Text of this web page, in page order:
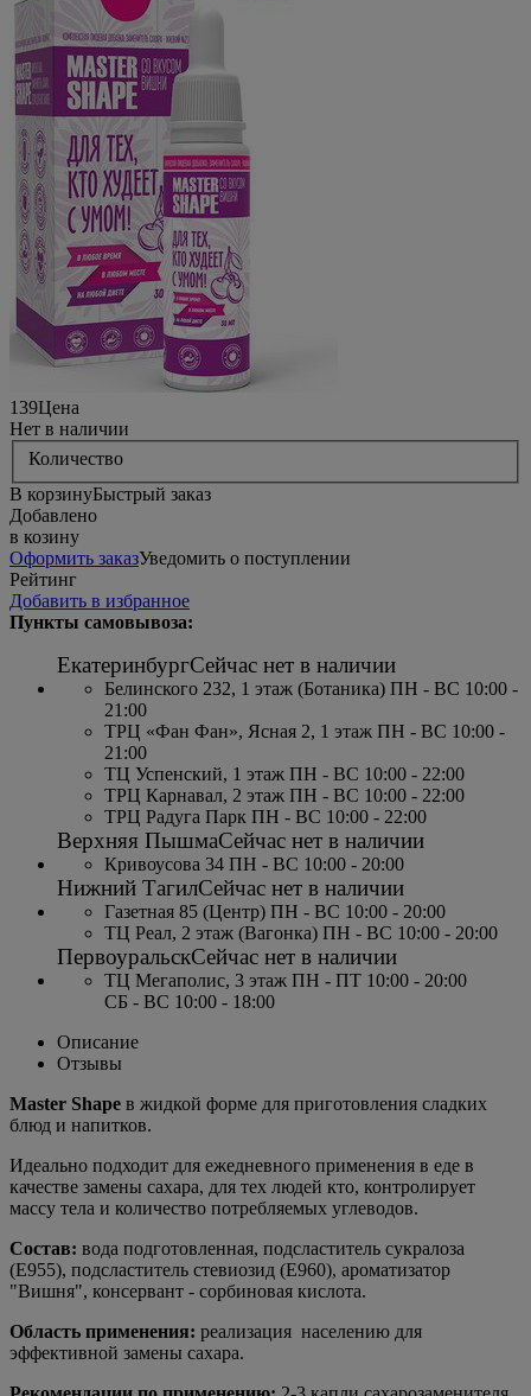
139Цена
Нет в наличии
Количество
В корзинуБыстрый заказ
Добавлено
в козину
Оформить заказУведомить о поступлении
Рейтинг
Добавить в избранное
Пункты самовывоза:
ЕкатеринбургСейчас нет в наличии
Белинского 232, 1 этаж (Ботаника) ПН - ВС 10:00 -
21:00
ТРЦ «Фан Фан», Ясная 2, 1 этаж ПН - ВС 10:00 -
21:00
ТЦ Успенский, 1 этаж ПН - ВС 10:00 - 22:00
ТРЦ Карнавал, 2 этаж ПН - ВС 10:00 - 22:00
ТРЦ Радуга Парк ПН - ВС 10:00 - 22:00
Верхняя ПышмаСейчас нет в наличии
Кривоусова 34 ПН - ВС 10:00 - 20:00
Нижний ТагилСейчас нет в наличии
Газетная 85 (Центр) ПН - ВС 10:00 - 20:00
ТЦ Реал, 2 этаж (Вагонка) ПН - ВС 10:00 - 20:00
ПервоуральскСейчас нет в наличии
ТЦ Мегаполис, 3 этаж ПН - ПТ 10:00 - 20:00
СБ - ВС 10:00 - 18:00
Описание
Отзывы
Master Shape в жидкой форме для приготовления сладких
блюд и напитков.
Идеально подходит для ежедневного применения в еде в
качестве замены сахара, для тех людей кто, контролирует
массу тела и количество потребляемых углеводов.
Состав: вода подготовленная, подсластитель сукралоза
(Е955), подсластитель стевиозид (Е960), ароматизатор
"Вишня", консервант - сорбиновая кислота.
Область применения: реализация населению для
эффективной замены сахара.